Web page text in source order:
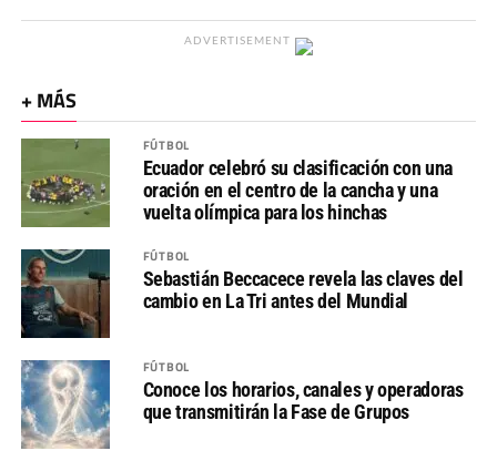
ADVERTISEMENT
+ MÁS
FÚTBOL
Ecuador celebró su clasificación con una
oración en el centro de la cancha y una
vuelta olímpica para los hinchas
FÚTBOL
Sebastián Beccacece revela las claves del
cambio en La Tri antes del Mundial
FÚTBOL
Conoce los horarios, canales y operadoras
que transmitirán la Fase de Grupos